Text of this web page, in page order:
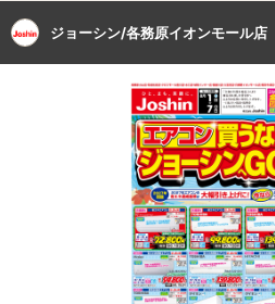
ジョーシン/各務原イオンモール店